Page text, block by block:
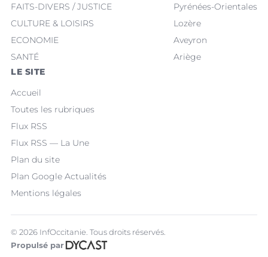
FAITS-DIVERS / JUSTICE
CULTURE & LOISIRS
ECONOMIE
SANTÉ
Pyrénées-Orientales
Lozère
Aveyron
Ariège
LE SITE
Accueil
Toutes les rubriques
Flux RSS
Flux RSS — La Une
Plan du site
Plan Google Actualités
Mentions légales
© 2026 InfOccitanie. Tous droits réservés.
Propulsé par